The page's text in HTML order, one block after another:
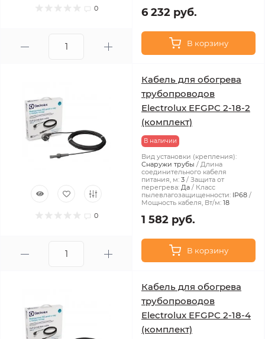
0 6 232 руб.
В корзину
0
Кабель для обогрева
трубопроводов
Electrolux EFGPC 2-18-2
(комплект)
В наличии
Вид установки (крепления):
Снаружи трубы
Длина
соединительного кабеля
питания, м: 3
Защита от
перегрева: Да
Класс
пылевлагозащищенности: IP68
Мощность кабеля, Вт/м: 18
1 582 руб.
В корзину
Кабель для обогрева
трубопроводов
Electrolux EFGPC 2-18-4
(комплект)